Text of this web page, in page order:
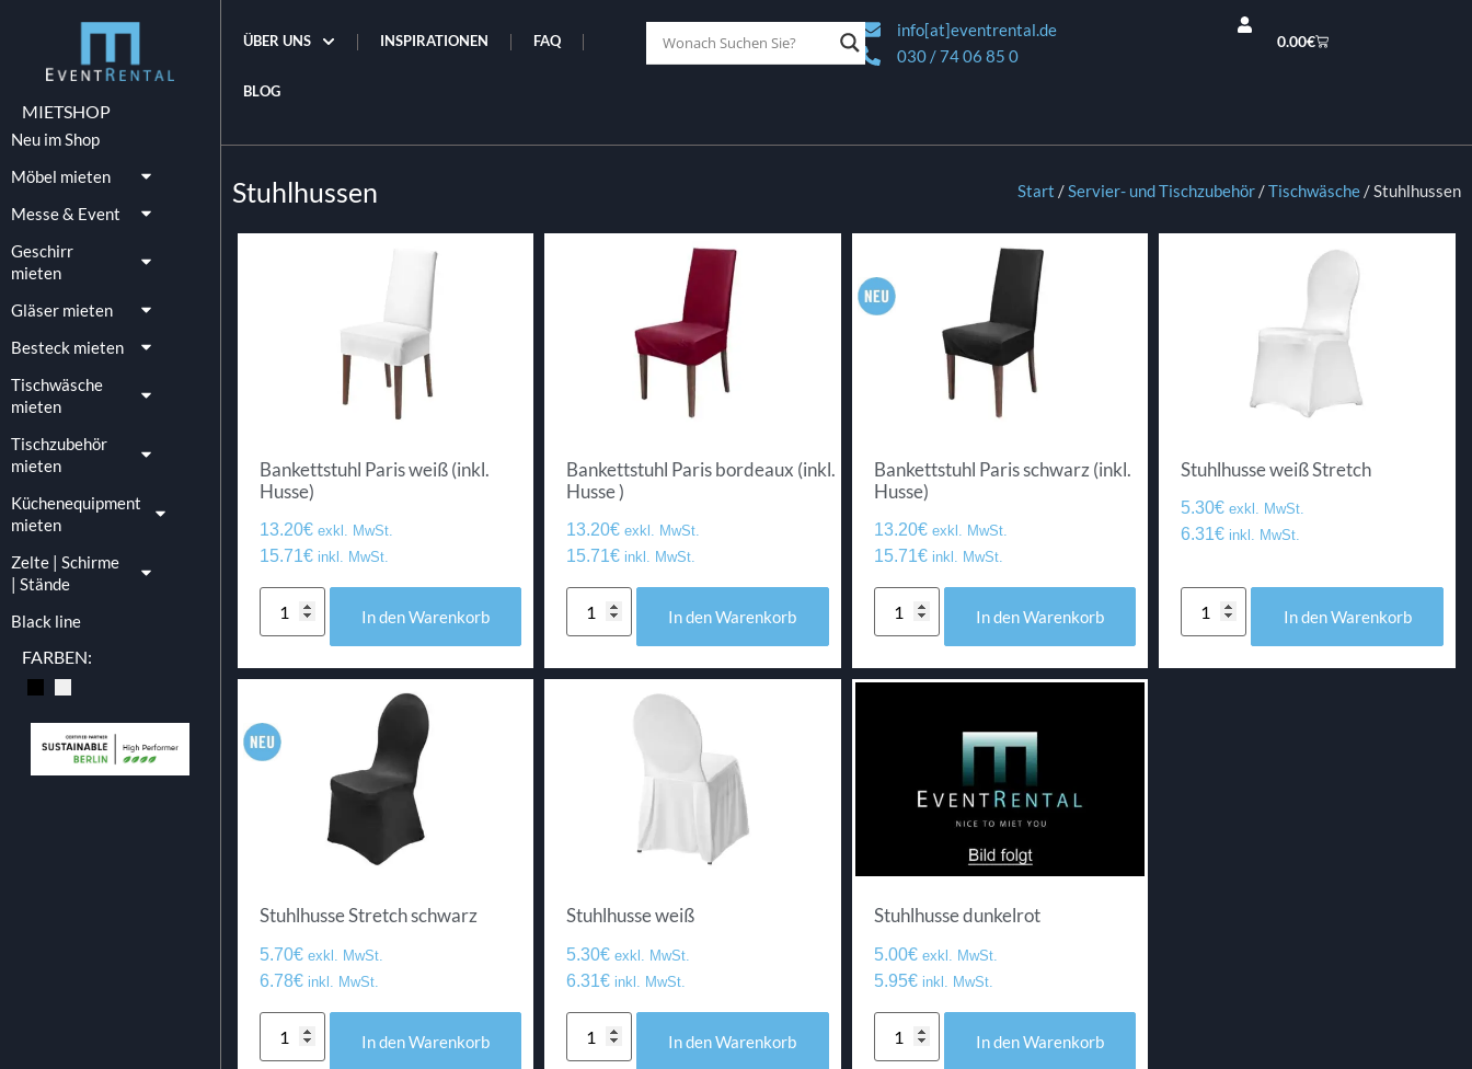
MIETSHOP
Neu im Shop
Möbel mieten
Messe & Event
Geschirr
mieten
Gläser mieten
Besteck mieten
Tischwäsche
mieten
Tischzubehör
mieten
Küchenequipment
mieten
Zelte | Schirme
| Stände
Black line
FARBEN:
ÜBER UNS INSPIRATIONEN FAQ
BLOG
info[at]eventrental.de
030 / 74 06 85 0
0.00€
Stuhlhussen Start /Servier- und Tischzubehör/Tischwäsche/ Stuhlhussen
Bankettstuhl Paris weiß (inkl.
Husse)
13.20€ exkl. MwSt.
15.71€ inkl. MwSt.
In den Warenkorb
Bankettstuhl Paris bordeaux (inkl.
Husse )
13.20€ exkl. MwSt.
15.71€ inkl. MwSt.
In den Warenkorb
Bankettstuhl Paris schwarz (inkl.
Husse)
13.20€ exkl. MwSt.
15.71€ inkl. MwSt.
In den Warenkorb
Stuhlhusse weiß Stretch
5.30€ exkl. MwSt.
6.31€ inkl. MwSt.
In den Warenkorb
Stuhlhusse Stretch schwarz
5.70€ exkl. MwSt.
6.78€ inkl. MwSt.
In den Warenkorb
Stuhlhusse weiß
5.30€ exkl. MwSt.
6.31€ inkl. MwSt.
In den Warenkorb
Stuhlhusse dunkelrot
5.00€ exkl. MwSt.
5.95€ inkl. MwSt.
In den Warenkorb